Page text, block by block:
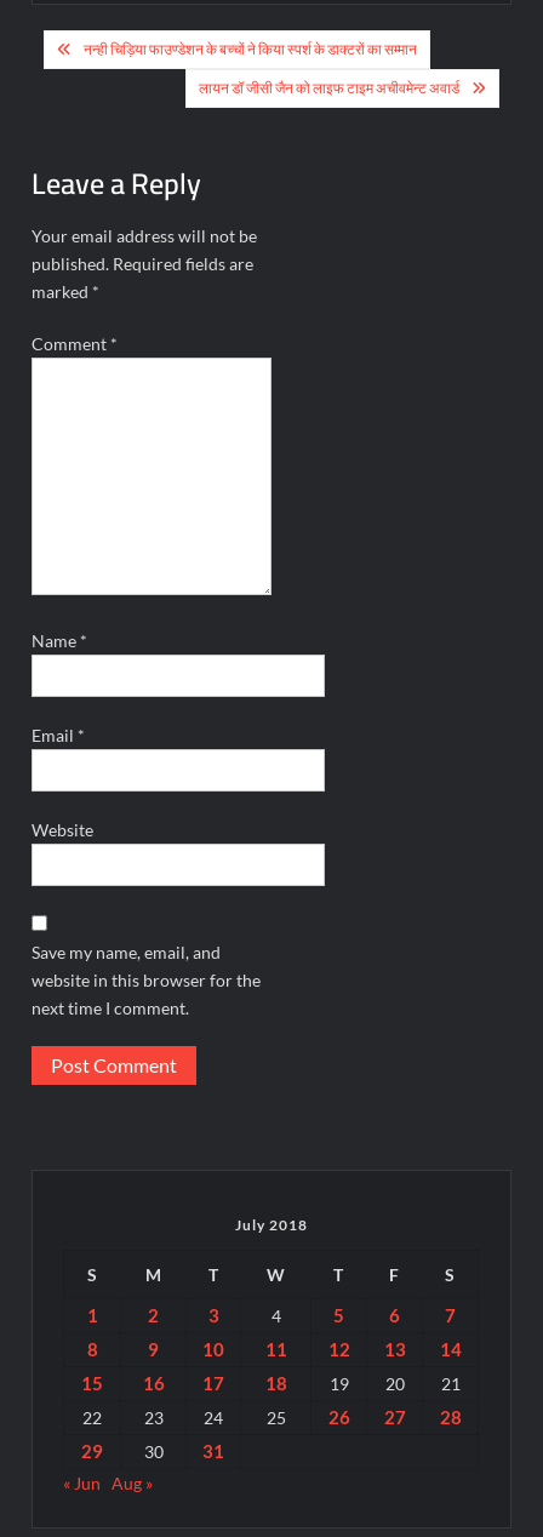
Post
navigation
नन्ही चिड़िया फाउण्डेशन के बच्चों ने किया स्पर्श के डाक्टरों का सम्मान
लायन डॉ जीसी जैन को लाइफ टाइम अचीवमेन्ट अवार्ड
Leave a Reply
Your email address will not be
published. Required fields are
marked *
Comment *
Name *
Email *
Website
Save my name, email, and
website in this browser for the
next time I comment.
July 2018
S M T W T F S
1 2 3 4 5 6
7
8
9 10 11 12 13
14
15
16 17 18 19 20
21
22
23 24 25 26 27
28
29
30 31
« Jun Aug »